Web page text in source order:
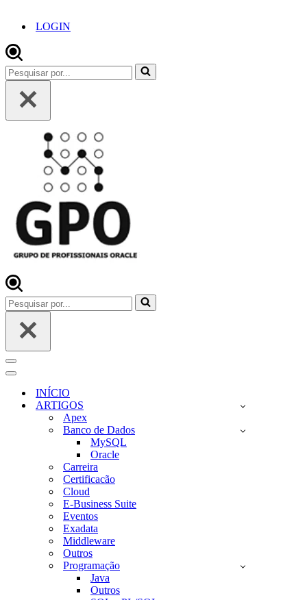
LOGIN
Pesquisar
por...
Pesquisar
por...
Menu
de
navegação
Menu
navegaçãoINÍCIO
ARTIGOS
Apex
Banco de Dados
MySQL
Oracle
Carreira
Certificacão
Cloud
E-Business Suite
Eventos
Exadata
Middleware
Outros
Programação
Java
Outros